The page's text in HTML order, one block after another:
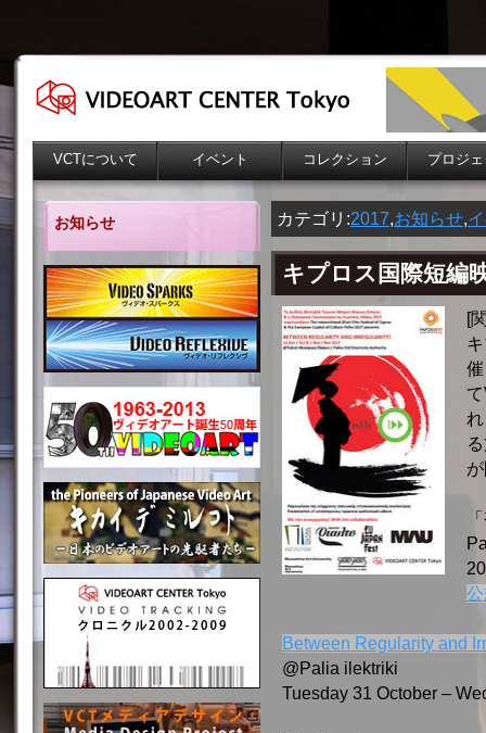
VCTについて イベント コレクション プロジ
カテゴリ:2017,お知らせ,
キプロス国際短編
[
Between Regularity and
@Palia ilektriki
Tuesday 31 October –
お知らせ